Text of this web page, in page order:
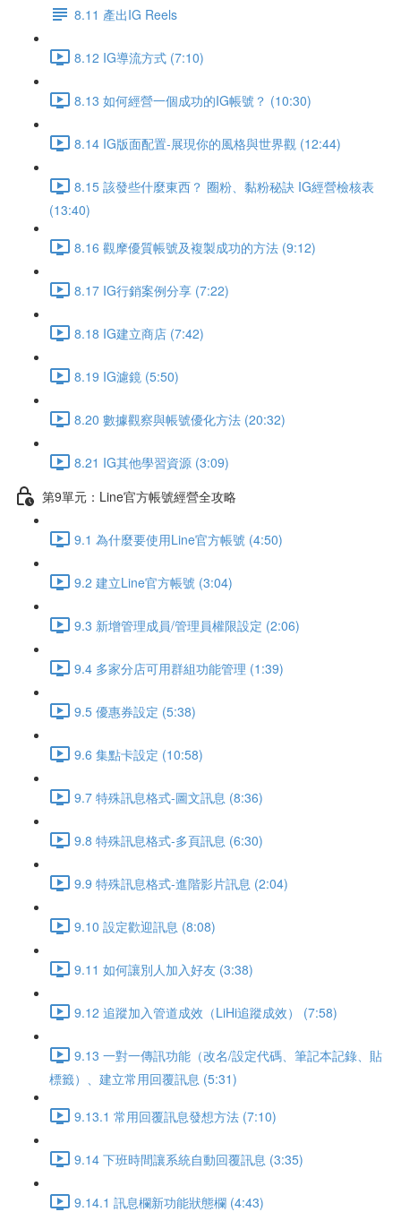
8.11 產出IG Reels
8.12 IG導流方式 (7:10)
8.13 如何經營一個成功的IG帳號？ (10:30)
8.14 IG版面配置-展現你的風格與世界觀 (12:44)
8.15 該發些什麼東西？ 圈粉、黏粉秘訣 IG經營檢核表
(13:40)
8.16 觀摩優質帳號及複製成功的方法 (9:12)
8.17 IG行銷案例分享 (7:22)
8.18 IG建立商店 (7:42)
8.19 IG濾鏡 (5:50)
8.20 數據觀察與帳號優化方法 (20:32)
8.21 IG其他學習資源 (3:09)
第9單元：Line官方帳號經營全攻略
9.1 為什麼要使用Line官方帳號 (4:50)
9.2 建立Line官方帳號 (3:04)
9.3 新增管理成員/管理員權限設定 (2:06)
9.4 多家分店可用群組功能管理 (1:39)
9.5 優惠券設定 (5:38)
9.6 集點卡設定 (10:58)
9.7 特殊訊息格式-圖文訊息 (8:36)
9.8 特殊訊息格式-多頁訊息 (6:30)
9.9 特殊訊息格式-進階影片訊息 (2:04)
9.10 設定歡迎訊息 (8:08)
9.11 如何讓別人加入好友 (3:38)
9.12 追蹤加入管道成效（LiHi追蹤成效） (7:58)
9.13 一對一傳訊功能（改名/設定代碼、筆記本記錄、貼
標籤）、建立常用回覆訊息 (5:31)
9.13.1 常用回覆訊息發想方法 (7:10)
9.14 下班時間讓系統自動回覆訊息 (3:35)
9.14.1 訊息欄新功能狀態欄 (4:43)